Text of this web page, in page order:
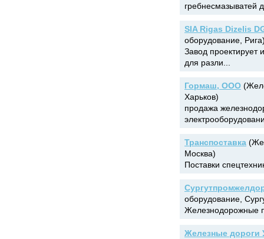
гребнесмазыватей
SIA Rigas Dizelis
оборудование,
Завод проектирует
для разли...
Гормаш, ООО
Харьков)
продажа
Транспоставка
Москва)
Поставки
оборудование,
Железнодорожные
Железные